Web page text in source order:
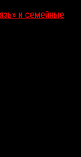
и семейные